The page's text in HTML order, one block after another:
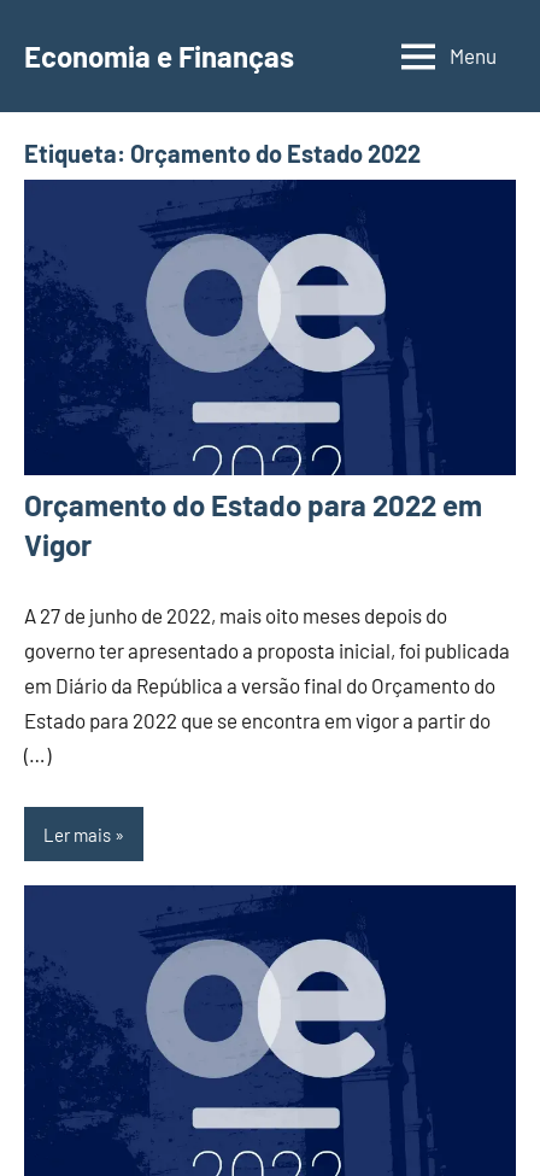
para
conteúdo
Economia e Finanças
Depósitos
IRS,
Finanças
Calendários
Menu
Etiqueta: Orçamento do Estado 2022
Orçamento do Estado para 2022 em
Vigor
A 27 de junho de 2022, mais oito meses depois do
governo ter apresentado a proposta inicial, foi publicada
em Diário da República a versão final do Orçamento do
Estado para 2022 que se encontra em vigor a partir do
(…)
Ler mais